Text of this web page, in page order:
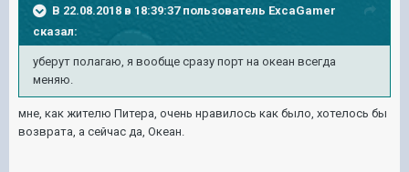
В 22.08.2018 в 18:39:37 пользователь ExcaGamer
сказал:
уберут полагаю, я вообще сразу порт на океан всегда
меняю.
мне, как жителю Питера, очень нравилось как было, хотелось бы
возврата, а сейчас да, Океан.